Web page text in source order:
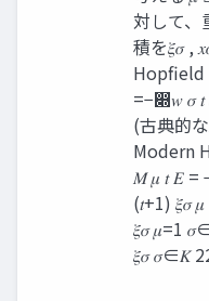
対して、
積を𝜉𝜎 ,
Hopfield
=−෍𝑤 𝜎
(古典的な
Modern
𝑀 𝜇 𝑡 𝐸
(𝑡+1) 𝜉𝜎
𝜉𝜎 𝜇=1
𝜉𝜎 𝜎∈𝐾